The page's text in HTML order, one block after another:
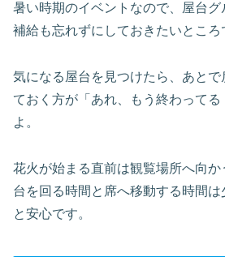
暑い時期のイベントなので、屋台
補給も忘れずにしておきたいところ
気になる屋台を見つけたら、あと
ておく方が「あれ、もう終わって
よ。
花火が始まる直前は観覧場所へ向
台を回る時間と席へ移動する時間は
と安心です。